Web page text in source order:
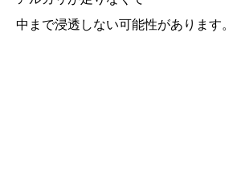
中まで浸透しない可能性があります。